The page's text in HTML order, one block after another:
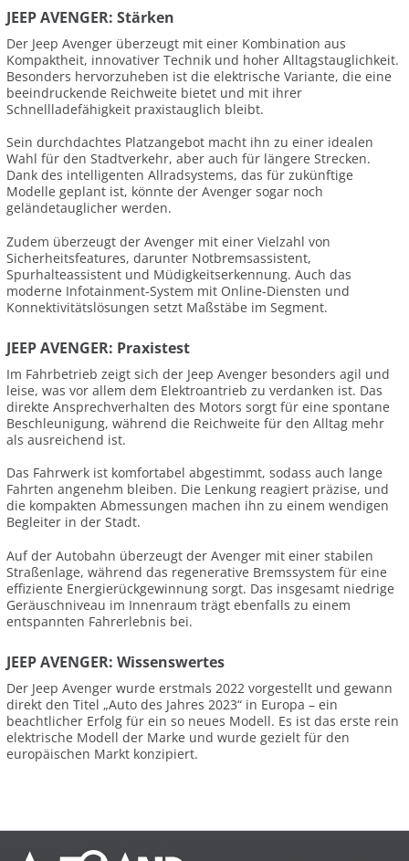
JEEP AVENGER: Stärken
Der Jeep Avenger überzeugt mit einer Kombination aus
Kompaktheit, innovativer Technik und hoher Alltagstauglichkeit.
Besonders hervorzuheben ist die elektrische Variante, die eine
beeindruckende Reichweite bietet und mit ihrer
Schnellladefähigkeit praxistauglich bleibt.
Sein durchdachtes Platzangebot macht ihn zu einer idealen
Wahl für den Stadtverkehr, aber auch für längere Strecken.
Dank des intelligenten Allradsystems, das für zukünftige
Modelle geplant ist, könnte der Avenger sogar noch
geländetauglicher werden.
Zudem überzeugt der Avenger mit einer Vielzahl von
Sicherheitsfeatures, darunter Notbremsassistent,
Spurhalteassistent und Müdigkeitserkennung. Auch das
moderne Infotainment-System mit Online-Diensten und
Konnektivitätslösungen setzt Maßstäbe im Segment.
JEEP AVENGER: Praxistest
Im Fahrbetrieb zeigt sich der Jeep Avenger besonders agil und
leise, was vor allem dem Elektroantrieb zu verdanken ist. Das
direkte Ansprechverhalten des Motors sorgt für eine spontane
Beschleunigung, während die Reichweite für den Alltag mehr
als ausreichend ist.
Das Fahrwerk ist komfortabel abgestimmt, sodass auch lange
Fahrten angenehm bleiben. Die Lenkung reagiert präzise, und
die kompakten Abmessungen machen ihn zu einem wendigen
Begleiter in der Stadt.
Auf der Autobahn überzeugt der Avenger mit einer stabilen
Straßenlage, während das regenerative Bremssystem für eine
effiziente Energierückgewinnung sorgt. Das insgesamt niedrige
Geräuschniveau im Innenraum trägt ebenfalls zu einem
entspannten Fahrerlebnis bei.
JEEP AVENGER: Wissenswertes
Der Jeep Avenger wurde erstmals 2022 vorgestellt und gewann
direkt den Titel „Auto des Jahres 2023“ in Europa – ein
beachtlicher Erfolg für ein so neues Modell. Es ist das erste rein
elektrische Modell der Marke und wurde gezielt für den
europäischen Markt konzipiert.